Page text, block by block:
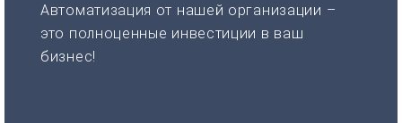
Автоматизация от нашей организации –
это полноценные инвестиции в ваш
бизнес!